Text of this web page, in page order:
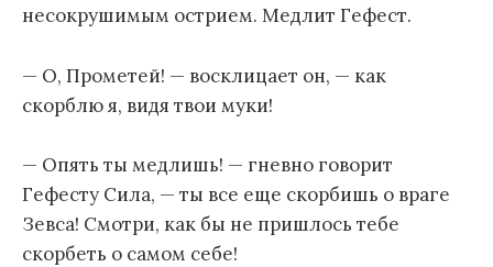
несокрушимым острием. Медлит Гефест.
— О, Прометей! — восклицает он, — как
скорблю я, видя твои муки!
— Опять ты медлишь! — гневно говорит
Гефесту Сила, — ты все еще скорбишь о враге
Зевса! Смотри, как бы не пришлось тебе
скорбеть о самом себе!